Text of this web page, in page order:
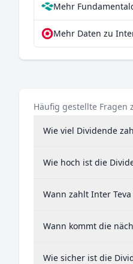
Mehr
Mehr Daten zu
Häufig gestellte Fragen
Wie viel Dividende
Wie hoch ist die
Wann zahlt Inter
Wann kommt die
Wie sicher ist die